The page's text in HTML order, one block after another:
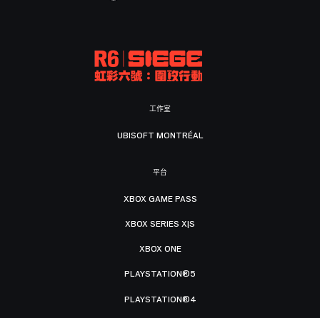
工作室
UBISOFT MONTRÉAL
平台
XBOX GAME PASS
XBOX SERIES X|S
XBOX ONE
PLAYSTATION®5
PLAYSTATION®4